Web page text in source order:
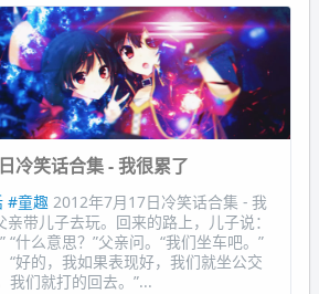
冷笑话合集 - 我很累了
#童趣 2012年7月17日冷笑话合集 - 我
带儿子去玩。回来的路上，儿子说：
“什么意思？”父亲问。“我们坐车吧。”
“好的，我如果表现好，我们就坐公交
我们就打的回去。”...